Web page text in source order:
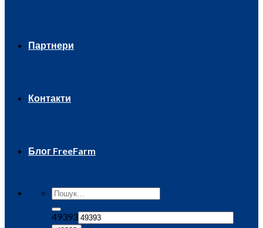
Партнери
Контакти
Блог FreeFarm
49393